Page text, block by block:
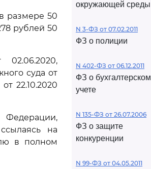
размере 50
рублей 50
суда от
22.10.2020
Федерации,
на
в полном
окружающей среды
N 3-ФЗ от 07.02.2011
ФЗ о полиции
N 402-ФЗ от 06.12.2011
ФЗ о бухгалтерском
учете
N 135-ФЗ от 26.07.2006
ФЗ о защите
конкуренции
N 99-ФЗ от 04.05.2011